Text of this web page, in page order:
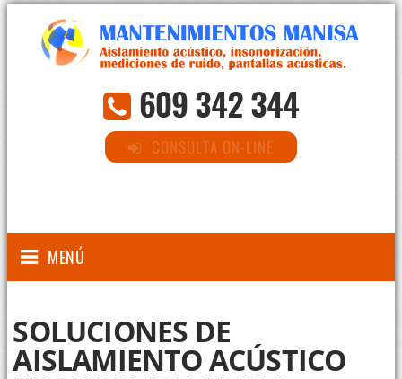
609 342 344
CONSULTA ON-LINE
MENÚ
SOLUCIONES DE
AISLAMIENTO ACÚSTICO